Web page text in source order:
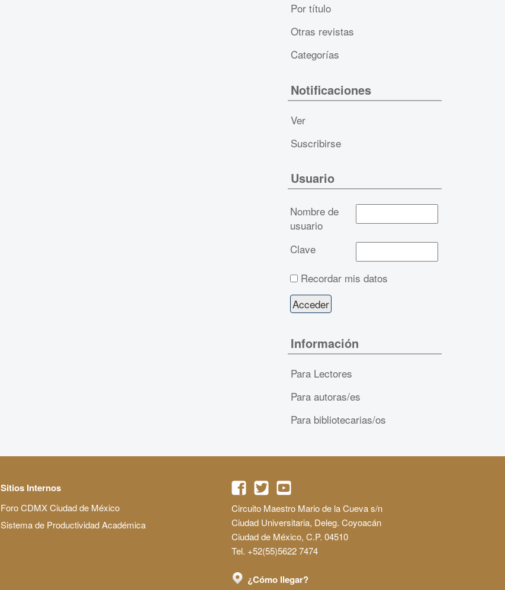
Por título
Otras revistas
Categorías
Notificaciones
Ver
Suscribirse
Usuario
Nombre de
usuario
Clave
Recordar mis datos
Información
Para Lectores
Para autoras/es
Para bibliotecarias/os
Sitios Internos
Foro CDMX Ciudad de México
Sistema de Productividad Académica
Circuito Maestro Mario de la Cueva s/n
Ciudad Universitaria, Deleg. Coyoacán
Ciudad de México, C.P. 04510
Tel. +52(55)5622 7474
¿Cómo llegar?